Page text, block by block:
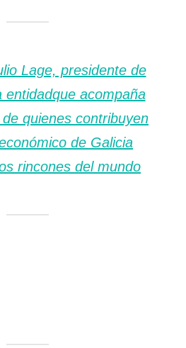
Lage, presidente de
entidadque acompaña
quienes contribuyen
de Galicia
rincones del mundo